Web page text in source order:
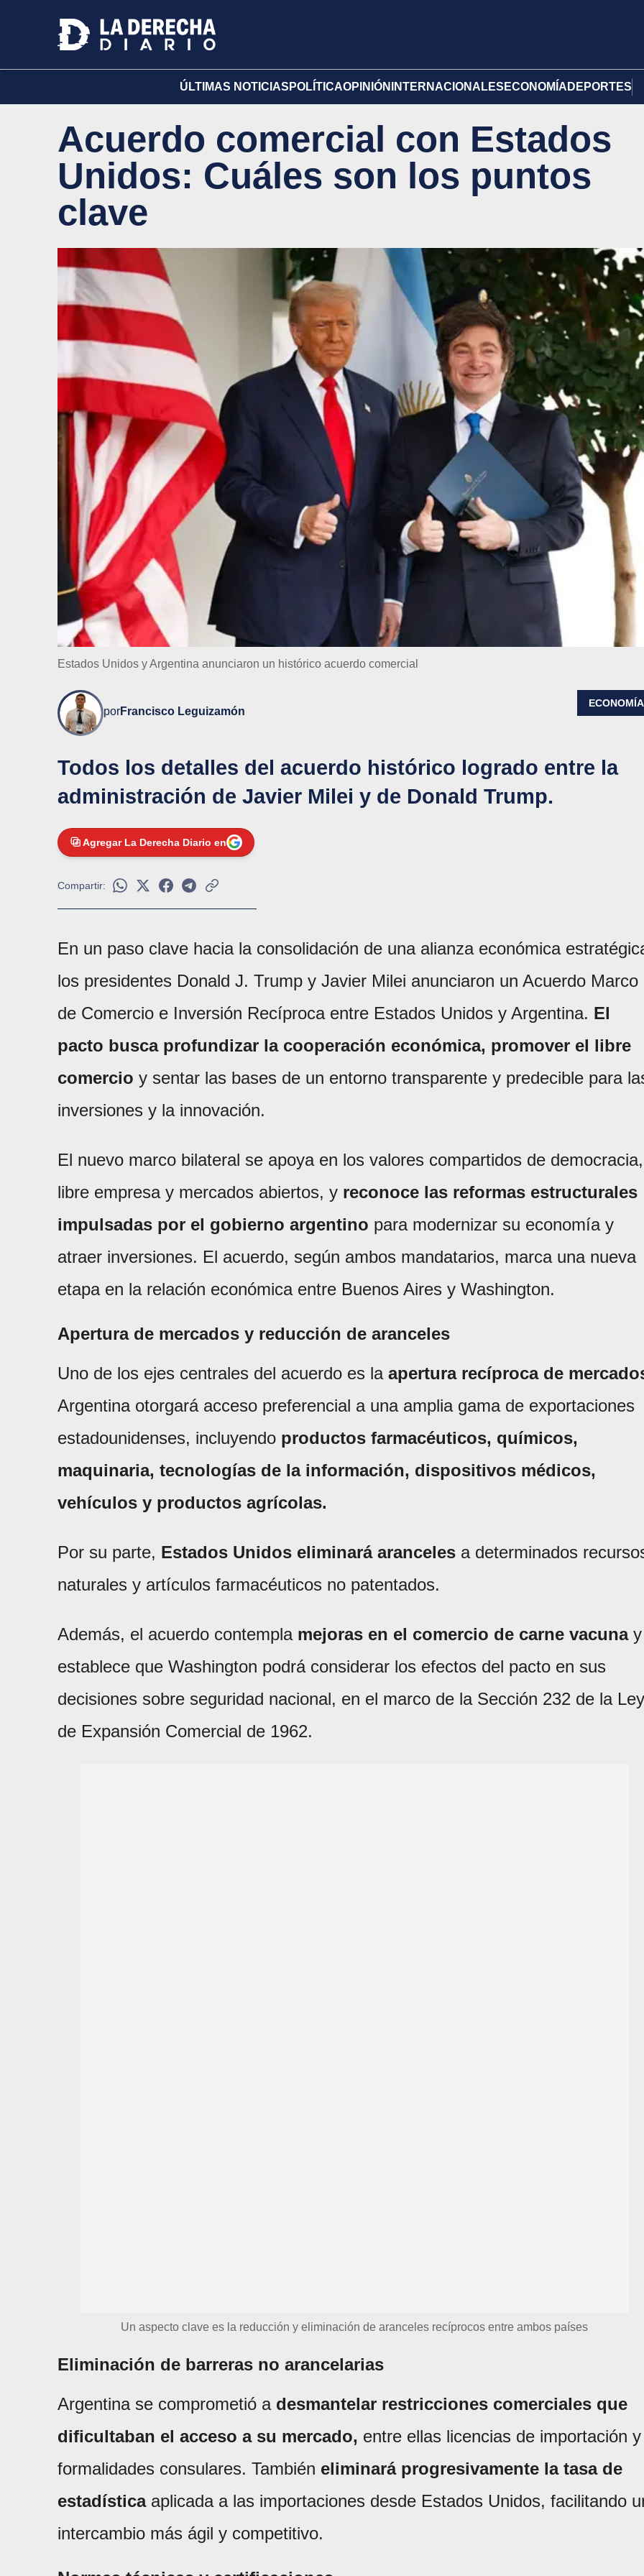
ÚLTIMAS NOTICIAS POLÍTICAOPINIÓN INTERNACIONALES ECONOMÍA DEPORTES
Acuerdo comercial con Estados
Unidos: Cuáles son los puntos
clave
Estados Unidos y Argentina anunciaron un histórico acuerdo comercial
porFrancisco Leguizamón
ECONOMÍA
Todos los detalles del acuerdo histórico logrado entre la
administración de Javier Milei y de Donald Trump.
Agregar La Derecha Diario en
Compartir:
En un paso clave hacia la consolidación de una alianza económica
los presidentes Donald J. Trump y Javier Milei anunciaron un Acuerdo Marco
de Comercio e Inversión Recíproca entre Estados Unidos y Argentina. El
pacto busca profundizar la cooperación económica, promover el libre
comercio y sentar las bases de un entorno transparente y predecible para
inversiones y la innovación.
El nuevo marco bilateral se apoya en los valores compartidos de democracia,
libre empresa y mercados abiertos, y reconoce las reformas estructurales
impulsadas por el gobierno argentino para modernizar su economía y
atraer inversiones. El acuerdo, según ambos mandatarios, marca una nueva
etapa en la relación económica entre Buenos Aires y Washington.
Apertura de mercados y reducción de aranceles
Uno de los ejes centrales del acuerdo es la apertura recíproca de
Argentina otorgará acceso preferencial a una amplia gama de exportaciones
estadounidenses, incluyendo productos farmacéuticos, químicos,
maquinaria, tecnologías de la información, dispositivos médicos,
vehículos y productos agrícolas.
Por su parte, Estados Unidos eliminará aranceles a determinados
naturales y artículos farmacéuticos no patentados.
Además, el acuerdo contempla mejoras en el comercio de carne vacunay
establece que Washington podrá considerar los efectos del pacto en sus
decisiones sobre seguridad nacional, en el marco de la Sección 232 de la Ley
de Expansión Comercial de 1962.
Un aspecto clave es la reducción y eliminación de aranceles recíprocos entre ambos países
Eliminación de barreras no arancelarias
Argentina se comprometió a desmantelar restricciones comerciales que
dificultaban el acceso a su mercado, entre ellas licencias de importación y
formalidades consulares. También eliminará progresivamente la tasa de
estadísticaaplicada a las importaciones desde Estados Unidos, facilitando
intercambio más ágil y competitivo.